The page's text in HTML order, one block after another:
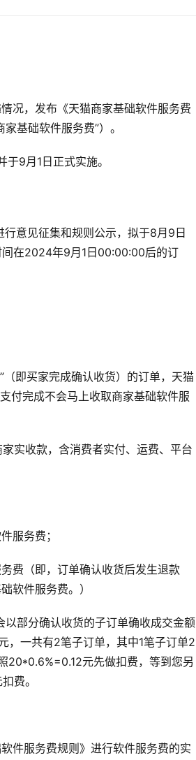
况，发布《天猫商家基础软件服务费
基础软件服务费”）。
9月1日正式实施。
意见征集和规则公示，拟于8月9日
间在2024年9月1日00:00:00后的订
即买家完成确认收货）的订单，天猫
付完成不会马上收取商家基础软件服
实收款，含消费者实付、运费、平台
服务费；
费（即，订单确认收货后发生退款
软件服务费。）
部分确认收货的子订单确收成交金额
，一共有2笔子订单，其中1笔子订单2
20*0.6%=0.12元先做扣费，等到您另
费。
件服务费规则》进行软件服务费的实